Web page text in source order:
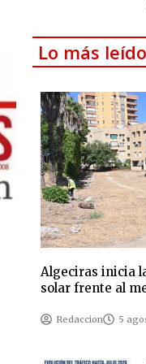
Lo más leído
Algeciras inicia
solar frente al
Redaccion 5